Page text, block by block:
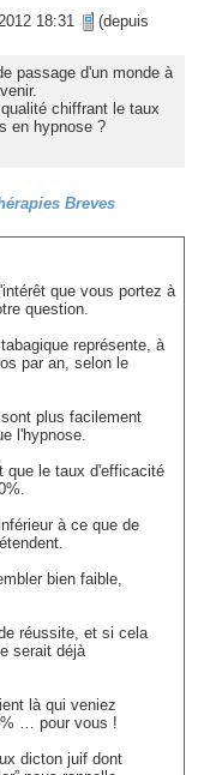
18:31
(depuis
passage d'un monde à
chiffrant le taux
en hypnose ?
Breves
que vous portez à
question.
représente, à
par an, selon le
plus facilement
l'hypnose.
que le taux d'efficacité
à ce que de
bien faible,
réussite, et si cela
serait déjà
là qui veniez
… pour vous !
dicton juif dont